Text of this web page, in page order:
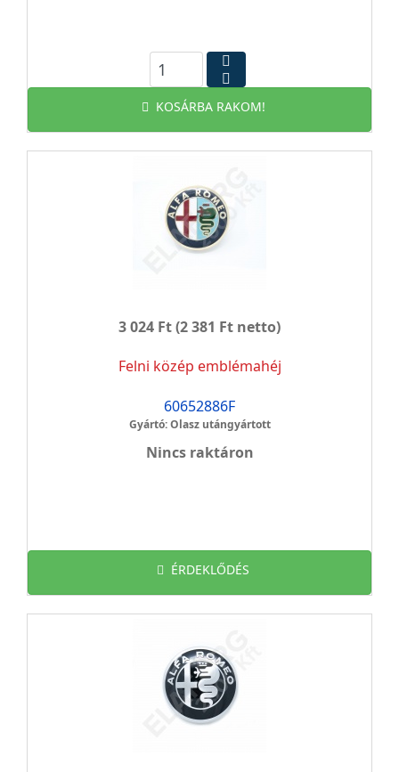
KOSÁRBA RAKOM!
3 024 Ft(2 381 Ft netto)
Felni közép emblémahéj
60652886F
Gyártó: Olasz utángyártott
Nincs raktáron
ÉRDEKLŐDÉS